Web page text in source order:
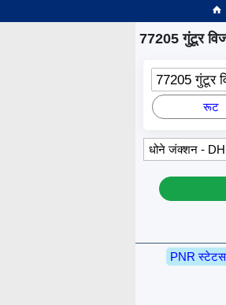
77205 गुंटूर
77205 गुंटूर
रूट
PNR स्टेटस